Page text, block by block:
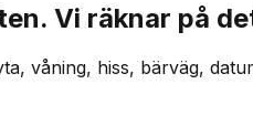
Vi räknar på
våning, hiss, bärväg,